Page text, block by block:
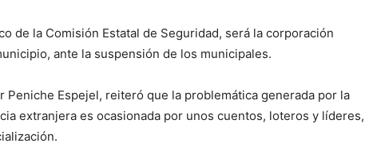
de la Comisión Estatal de Seguridad, será la corporación
ante la suspensión de los municipales.
Peniche Espejel, reiteró que la problemática generada por la
extranjera es ocasionada por unos cuentos, loteros y líderes,